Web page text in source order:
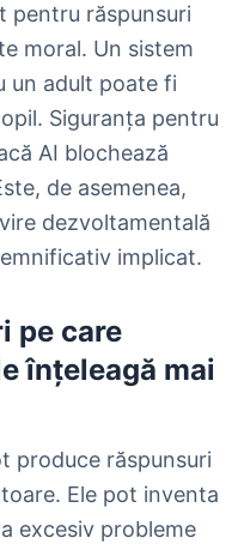
pentru răspunsuri
moral. Un sistem
un adult poate fi
Siguranța pentru
AI blochează
de asemenea,
dezvoltamentală
implicat.
pe care
înțeleagă mai
produce răspunsuri
Ele pot inventa
excesiv probleme